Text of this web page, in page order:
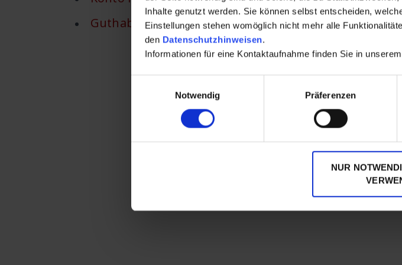
Inhalte genutzt werden. Sie können selbst entscheiden,
Einstellungen stehen womöglich nicht mehr alle
den Datenschutzhinweisen.
Informationen für eine Kontaktaufnahme finden Sie in unserem
u
Notwendig Präferenzen
NUR
Guthaben oder Nachzahlung aus einer WEG-